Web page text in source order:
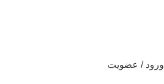
ورود / عضویت